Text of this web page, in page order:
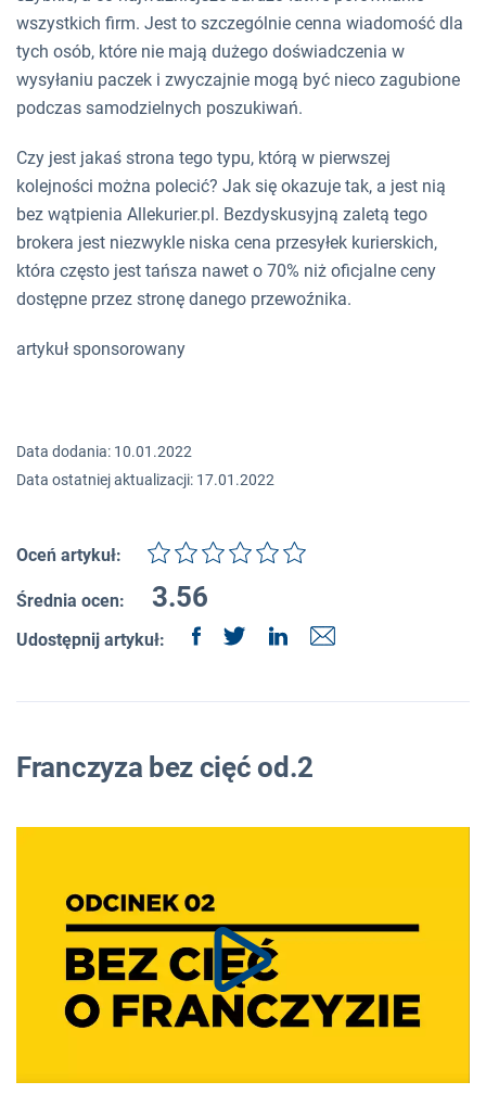
wszystkich firm. Jest to szczególnie cenna wiadomość dla
tych osób, które nie mają dużego doświadczenia w
wysyłaniu paczek i zwyczajnie mogą być nieco zagubione
podczas samodzielnych poszukiwań.
Czy jest jakaś strona tego typu, którą w pierwszej
kolejności można polecić? Jak się okazuje tak, a jest nią
bez wątpienia Allekurier.pl. Bezdyskusyjną zaletą tego
brokera jest niezwykle niska cena przesyłek kurierskich,
która często jest tańsza nawet o 70% niż oficjalne ceny
dostępne przez stronę danego przewoźnika.
artykuł sponsorowany
Data dodania: 10.01.2022
Data ostatniej aktualizacji: 17.01.2022
Oceń artykuł:
Średnia ocen: 3.56
Udostępnij artykuł:
Franczyza bez cięć od.2